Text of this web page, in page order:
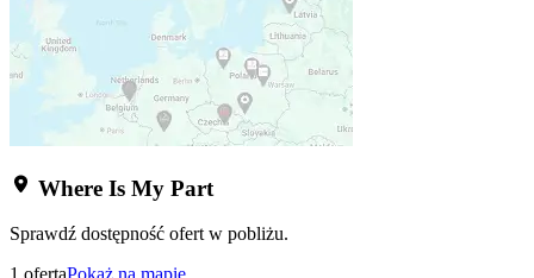
Where Is My Part
Sprawdź dostępność ofert w pobliżu.
1 ofertaPokaż na mapie